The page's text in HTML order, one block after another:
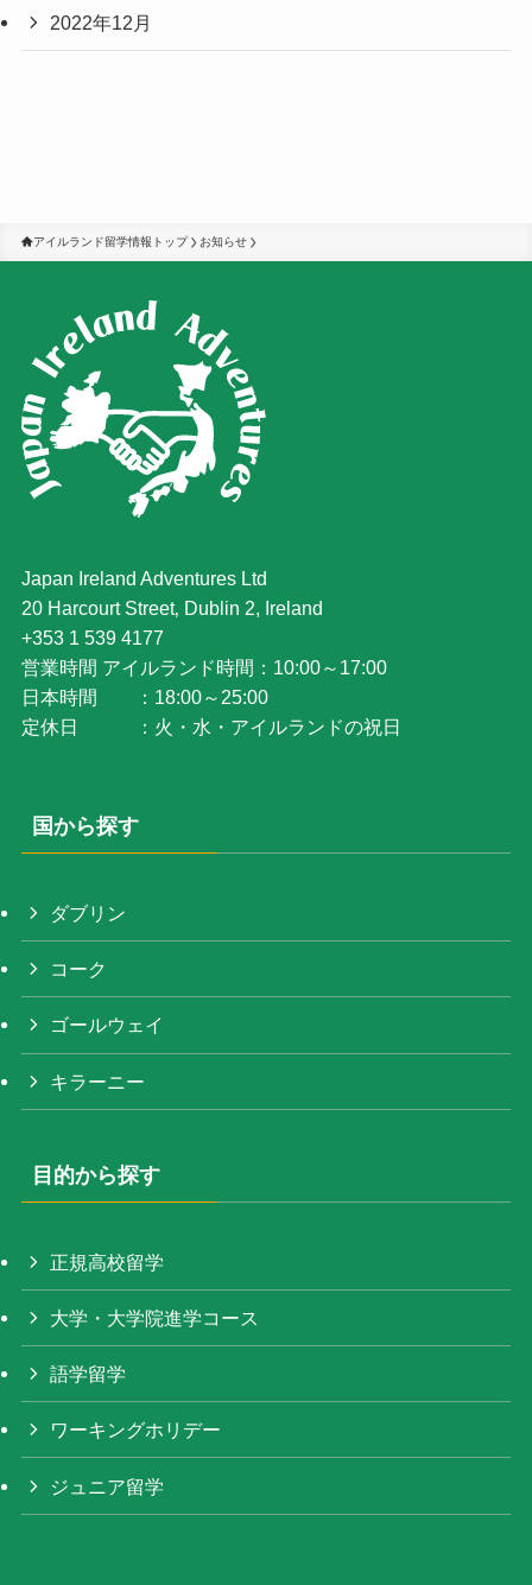
2022年12月
アイルランド留学情報トップ お知らせ
Japan Ireland Adventures Ltd
20 Harcourt Street‚ Dublin 2, Ireland
+353 1 539 4177
営業時間 アイルランド時間：10:00～17:00
日本時間 ：18:00～25:00
定休日 ：火・水・アイルランドの祝日
国から探す
ダブリン
コーク
ゴールウェイ
キラーニー
目的から探す
正規高校留学
大学・大学院進学コース
語学留学
ワーキングホリデー
ジュニア留学